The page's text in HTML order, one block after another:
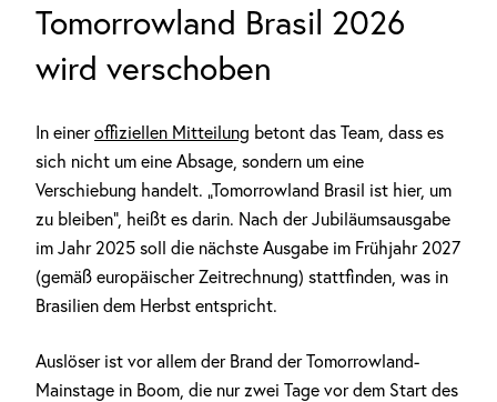
Tomorrowland Brasil 2026
wird verschoben
In eineroffiziellen Mitteilung betont das Team, dass es
sich nicht um eine Absage, sondern um eine
Verschiebung handelt. „Tomorrowland Brasil ist hier, um
zu bleiben“, heißt es darin. Nach der Jubiläumsausgabe
im Jahr 2025 soll die nächste Ausgabe im Frühjahr 2027
(gemäß europäischer Zeitrechnung) stattfinden, was in
Brasilien dem Herbst entspricht.
Auslöser ist vor allem der Brand der Tomorrowland-
Mainstage in Boom, die nur zwei Tage vor dem Start des